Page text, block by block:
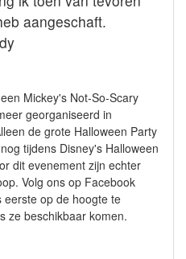
aangeschaft.
Mickey's Not-So-Scary
georganiseerd in
de grote Halloween Party
tijdens Disney's Halloween
dit evenement zijn echter
Volg ons op Facebook
eerste op de hoogte te
ze beschikbaar komen.